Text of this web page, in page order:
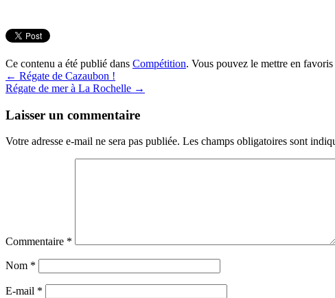
Ce contenu a été publié dans Compétition. Vous pouvez le mettre en favoris
← Régate de Cazaubon !
Régate de mer à La Rochelle →
Laisser un commentaire
Votre adresse e-mail ne sera pas publiée. Les champs obligatoires sont
Commentaire *
Nom *
E-mail *